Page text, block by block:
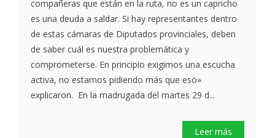
compañeras que están en la ruta, no es un capricho
es una deuda a saldar. Si hay representantes dentro
de estas cámaras de Diputados provinciales, deben
de saber cuál es nuestra problemática y
comprometerse. En principio exigimos una escucha
activa, no estamos pidiendo más que eso»
explicaron. En la madrugada del martes 29 d...
Leer más